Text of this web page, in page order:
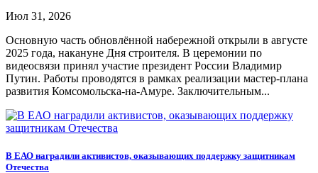
Июл 31, 2026
Основную часть обновлённой набережной открыли в августе
2025 года, накануне Дня строителя. В церемонии по
видеосвязи принял участие президент России Владимир
Путин. Работы проводятся в рамках реализации мастер-плана
развития Комсомольска-на-Амуре. Заключительным...
В ЕАО наградили активистов, оказывающих поддержку защитникам
Отечества